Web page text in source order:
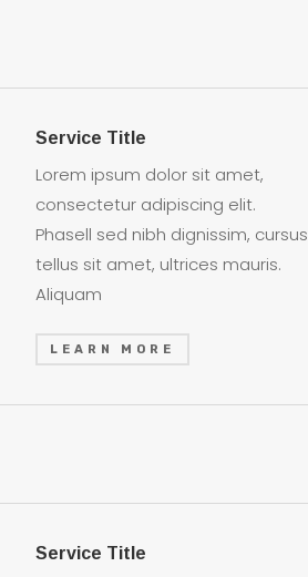
Service Title
Lorem ipsum dolor sit amet,
consectetur adipiscing elit.
Phasell sed nibh dignissim, cursus
tellus sit amet, ultrices mauris.
Aliquam
LEARN MORE
Service Title